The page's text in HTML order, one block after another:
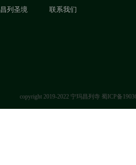
昌列圣境 联系我们
copyright 2019-2022 宁玛昌列寺 蜀ICP备